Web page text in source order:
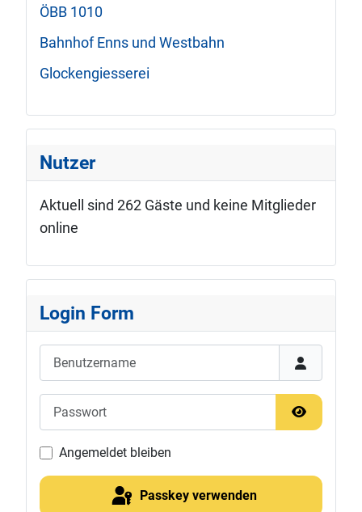
ÖBB 1010
Bahnhof Enns und Westbahn
Glockengiesserei
Nutzer
Aktuell sind 262 Gäste und keine Mitglieder
online
Login Form
Passwort
Angemeldet bleiben
Passkey verwenden